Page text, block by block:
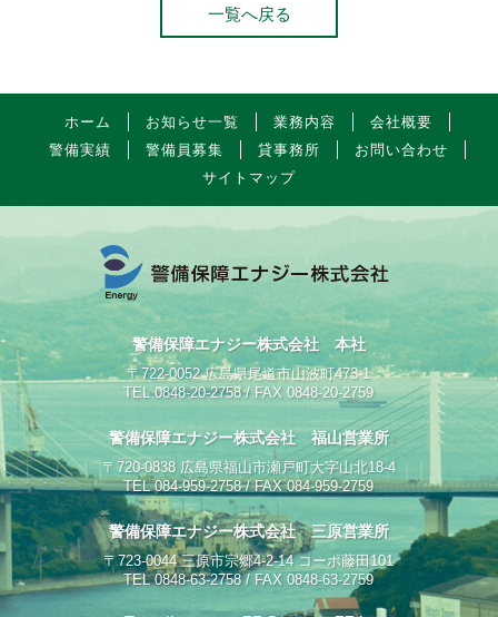
一覧へ戻る
ホーム お知らせ一覧 業務内容
会社概要
警備実績
警備員募集 貸事務所
お問い合わせ
サイトマップ
警備保障エナジー株式会社 本社
〒722-0052 広島県尾道市山波町473-1
TEL 0848-20-2758 / FAX 0848-20-2759
警備保障エナジー株式会社 福山営業所
〒720-0838 広島県福山市瀬戸町大字山北18-4
TEL 084-959-2758 / FAX 084-959-2759
警備保障エナジー株式会社 三原営業所
〒723-0044 三原市宗郷4-2-14 コーポ藤田101
TEL 0848-63-2758 / FAX 0848-63-2759